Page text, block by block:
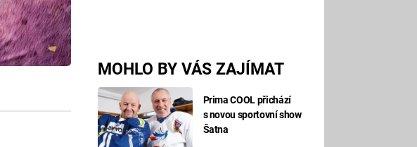
MOHLO BY VÁS ZAJÍMAT
Prima COOL přichází
s novou sportovní show
Šatna